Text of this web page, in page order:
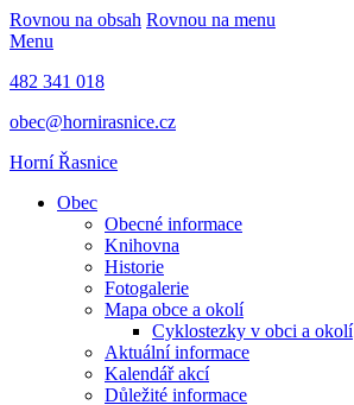
Rovnou na obsah Rovnou na menu
Menu
482 341 018
obec@hornirasnice.cz
Horní Řasnice
Obec
Obecné informace
Knihovna
Historie
Fotogalerie
Mapa obce a okolí
Cyklostezky v obci a okolí
Aktuální informace
Kalendář akcí
Důležité informace